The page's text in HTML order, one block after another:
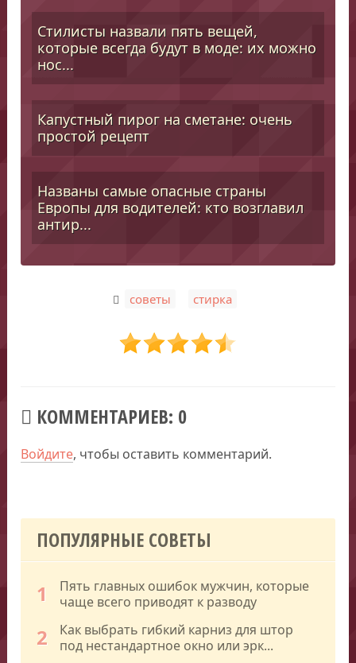
Стилисты назвали пять вещей,
которые всегда будут в моде: их можно
нос...
Капустный пирог на сметане: очень
простой рецепт
Названы самые опасные страны
Европы для водителей: кто возглавил
антир...
советы стирка
КОММЕНТАРИЕВ: 0
Войдите, чтобы оставить комментарий.
ПОПУЛЯРНЫЕ СОВЕТЫ
1
Пять главных ошибок мужчин, которые
чаще всего приводят к разводу
2
Как выбрать гибкий карниз для штор
под нестандартное окно или эрк...